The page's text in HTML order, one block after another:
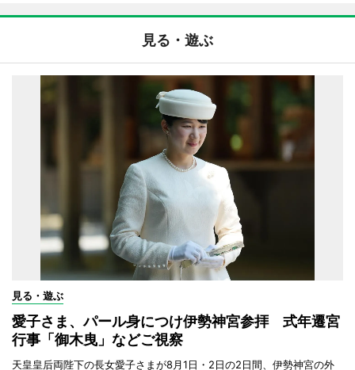
見る・遊ぶ
見る・遊ぶ
愛子さま、パール身につけ伊勢神宮参拝 式年遷宮
行事「御木曳」などご視察
天皇皇后両陛下の長女愛子さまが8月1日・2日の2日間、伊勢神宮の外